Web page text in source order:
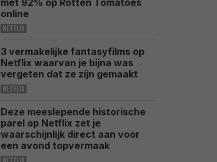
met 92% op Rotten Tomatoes
online
NETFLIX
3 vermakelijke fantasyfilms op
Netflix waarvan je bijna was
vergeten dat ze zijn gemaakt
NETFLIX
Deze meeslepende historische
parel op Netflix zet je
waarschijnlijk direct aan voor
een avond topvermaak